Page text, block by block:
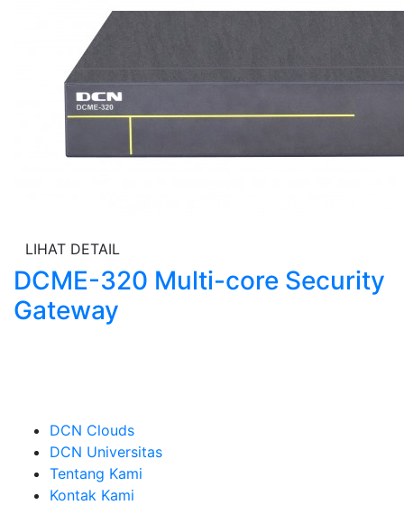
LIHAT DETAIL
DCME-320 Multi-core Security
Gateway
DCN Clouds
DCN Universitas
Tentang Kami
Kontak Kami